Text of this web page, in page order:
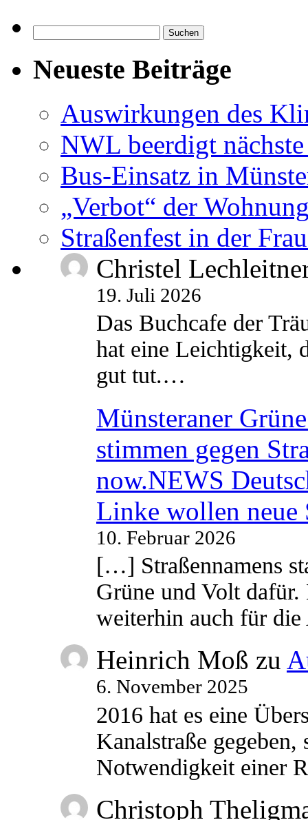
nach:
Neueste Beiträge
Auswirkungen des
NWL beerdigt
Bus-Einsatz in
„Verbot“ der
Straßenfest in der
Christel
19. Juli 2026
Das Buchcafe der
hat eine Leichtigkeit,
gut tut.…
Münsteraner
stimmen gegen
now.NEWS
Linke wollen neue
10. Februar 2026
[…] Straßennamens
Grüne und Volt
weiterhin auch für
Heinrich Moß zu
6. November 2025
2016 hat es eine
Kanalstraße
Notwendigkeit einer
Christoph